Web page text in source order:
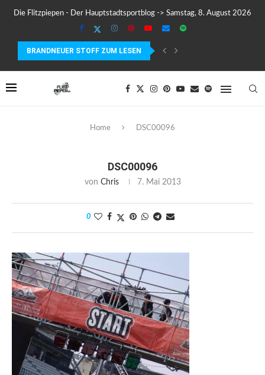
Die Flitzpiepen - Der Hauptstadtsportblog -> Samstag, 8. August 2026
BRANDNEUER STOFF ZUM LESEN
COROS PACE 4 IM TEST – LEICHT, SCHNELL...
Home DSC00096
DSC00096
von Chris 7. Mai 2013
0